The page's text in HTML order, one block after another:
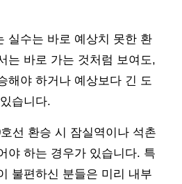
실수는 바로 예상치 못한 환
는 바로 가는 것처럼 보여도,
해야 하거나 예상보다 긴 도
습니다.
선 환승 시 잠실역이나 석촌
야 하는 경우가 있습니다. 특
불편하신 분들은 미리 내부